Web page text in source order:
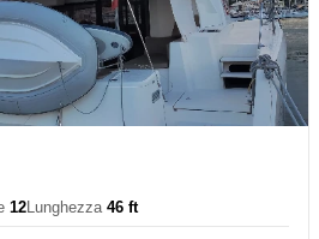
12Lunghezza 46 ft